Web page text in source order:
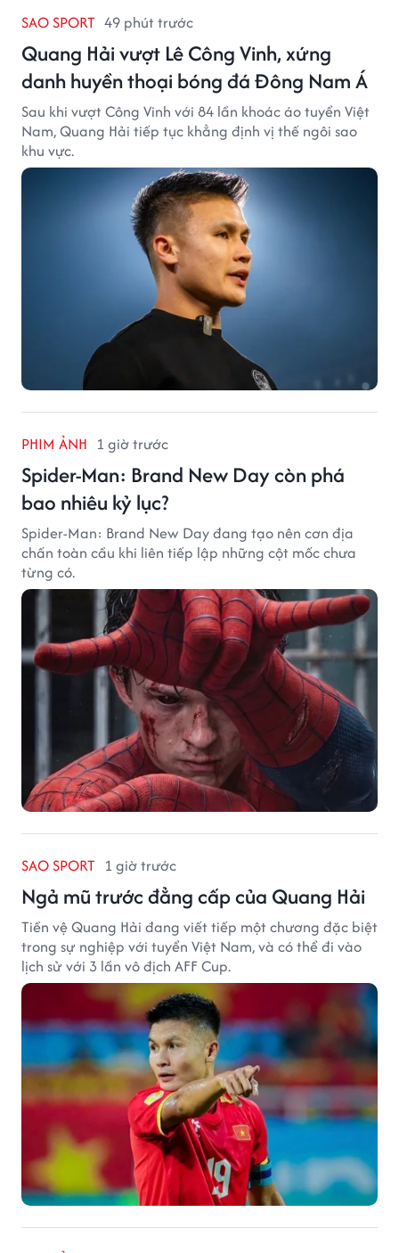
SAO SPORT 49 phút trước
Quang Hải vượt Lê Công Vinh, xứng
danh huyền thoại bóng đá Đông Nam Á
Sau khi vượt Công Vinh với 84 lần khoác áo tuyển Việt
Nam, Quang Hải tiếp tục khẳng định vị thế ngôi sao
khu vực.
PHIM ẢNH 1 giờ trước
Spider-Man: Brand New Day còn phá
bao nhiêu kỷ lục?
Spider-Man: Brand New Day đang tạo nên cơn địa
chấn toàn cầu khi liên tiếp lập những cột mốc chưa
từng có.
SAO SPORT 1 giờ trước
Ngả mũ trước đẳng cấp của Quang Hải
Tiền vệ Quang Hải đang viết tiếp một chương đặc biệt
trong sự nghiệp với tuyển Việt Nam, và có thể đi vào
lịch sử với 3 lần vô địch AFF Cup.